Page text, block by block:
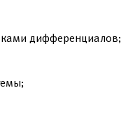
дифференциалов;